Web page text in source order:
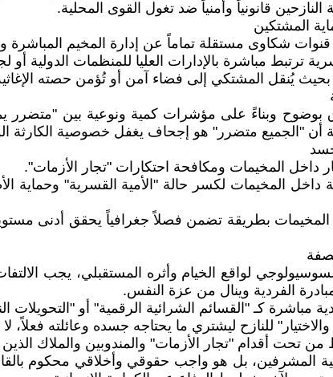
قانونياً وأمنياً ضد تغول القوى المحلية.
قنوات شكاوى مستقلة تماماً عن إدارة المخيم المباشرة
مباشرة بالإدارات العليا للمنظمات الدولية أو
يُنقل المشتكي إلى فضاء آمن أو تُؤمن حصته
بوضوح وبناءً على مؤشرات كمية ونوعية بين "متضرر
أن "الجميع متضرر" هو إجحاف يغفل خصوصية الكارثة
داخل المخيمات ومكافحة احتكارات "تجار الأزمات".
داخل المخيمات لكسر حالة "الأمية القسرية"
بطريقة تضمن فصلاً جغرافياً يحقق أدنى
لواقع الخيام وأثره المستقبلي، يجب
الفردية وينال من عزة النفس.
مباشرة كـ "القسائم الشرائية الرقمية" أو
المشرفين، بل هو واجب حقوقي وأخلاقي محكوم